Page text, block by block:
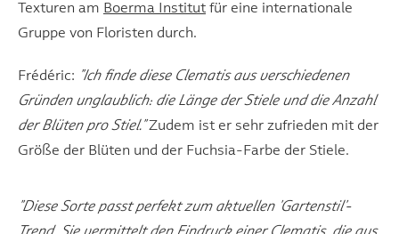
Texturen am Boerma Institut für eine internationale
Gruppe von Floristen durch.
Frédéric: "Ich finde diese Clematis aus verschiedenen
Gründen unglaublich: die Länge der Stiele und die Anzahl
der Blüten pro Stiel."Zudem ist er sehr zufrieden mit der
Größe der Blüten und der Fuchsia-Farbe der Stiele.
"Diese Sorte passt perfekt zum aktuellen 'Gartenstil'-